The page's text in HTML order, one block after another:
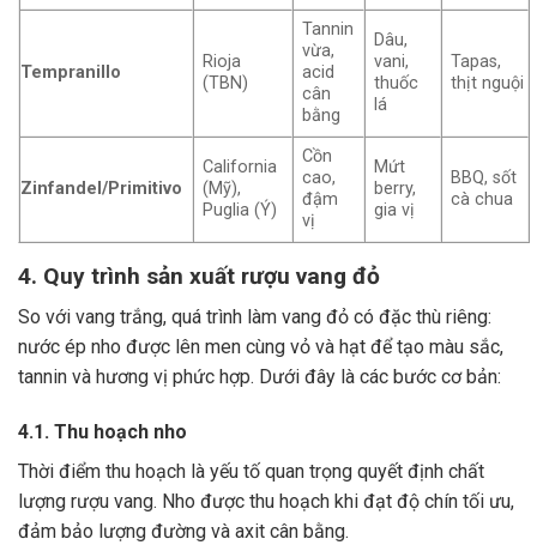
Tempranillo
Rioja
(TBN)
Tannin
vừa,
acid
cân
bằng
Dâu,
vani,
thuốc
lá
Tapas,
thịt nguội
Zinfandel/Primitivo
California
(Mỹ),
Puglia (Ý)
Cồn
cao,
đậm
vị
Mứt
berry,
gia vị
BBQ, sốt
cà chua
4. Quy trình sản xuất rượu vang đỏ
So với vang trắng, quá trình làm vang đỏ có đặc thù riêng:
nước ép nho được lên men cùng vỏ và hạt để tạo màu sắc,
tannin và hương vị phức hợp. Dưới đây là các bước cơ bản:
4.1. Thu hoạch nho
Thời điểm thu hoạch là yếu tố quan trọng quyết định chất
lượng rượu vang. Nho được thu hoạch khi đạt độ chín tối ưu,
đảm bảo lượng đường và axit cân bằng.